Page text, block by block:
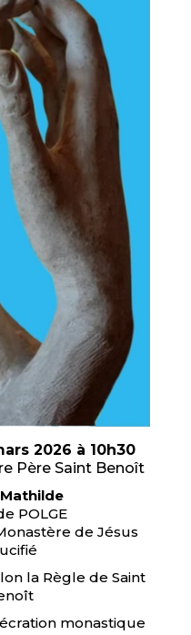
2026 à 10h30
Père Saint Benoît
POLGE
de Jésus
la Règle de Saint
monastique